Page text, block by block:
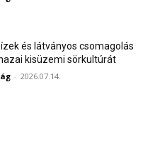
és látványos csomagolás
kisüzemi sörkultúrát
- 2026.07.14.